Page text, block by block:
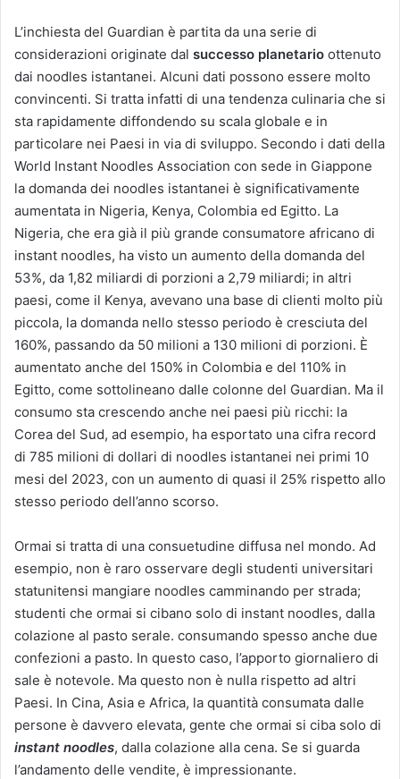
L’inchiesta del Guardian è partita da una serie di
considerazioni originate dal successo planetario ottenuto
dai noodles istantanei. Alcuni dati possono essere molto
convincenti. Si tratta infatti di una tendenza culinaria che si
sta rapidamente diffondendo su scala globale e in
particolare nei Paesi in via di sviluppo. Secondo i dati della
World Instant Noodles Association con sede in Giappone
la domanda dei noodles istantanei è significativamente
aumentata in Nigeria, Kenya, Colombia ed Egitto. La
Nigeria, che era già il più grande consumatore africano di
instant noodles, ha visto un aumento della domanda del
53%, da 1,82 miliardi di porzioni a 2,79 miliardi; in altri
paesi, come il Kenya, avevano una base di clienti molto più
piccola, la domanda nello stesso periodo è cresciuta del
160%, passando da 50 milioni a 130 milioni di porzioni. È
aumentato anche del 150% in Colombia e del 110% in
Egitto, come sottolineano dalle colonne del Guardian. Ma il
consumo sta crescendo anche nei paesi più ricchi: la
Corea del Sud, ad esempio, ha esportato una cifra record
di 785 milioni di dollari di noodles istantanei nei primi 10
mesi del 2023, con un aumento di quasi il 25% rispetto allo
stesso periodo dell’anno scorso.
Ormai si tratta di una consuetudine diffusa nel mondo. Ad
esempio, non è raro osservare degli studenti universitari
statunitensi mangiare noodles camminando per strada;
studenti che ormai si cibano solo di instant noodles, dalla
colazione al pasto serale. consumando spesso anche due
confezioni a pasto. In questo caso, l’apporto giornaliero di
sale è notevole. Ma questo non è nulla rispetto ad altri
Paesi. In Cina, Asia e Africa, la quantità consumata dalle
persone è davvero elevata, gente che ormai si ciba solo di
instant noodles, dalla colazione alla cena. Se si guarda
l’andamento delle vendite, è impressionante.